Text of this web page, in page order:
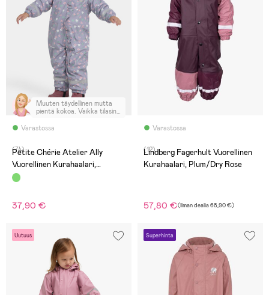
Varastossa
Muuten täydellinen mutta
pientä kokoa. Vaikka tilasin
melkonpieni. Kuosi todella
(74)
Petite Chérie Atelier Ally
Vuorellinen Kurahaalari,
Flowers Lavender Gray
37,90 €
Varastossa
(12)
Lindberg Fagerhult Vuorellinen
Kurahaalari, Plum/Dry Rose
57,80 €(Ilman dealia68,90 €)
Uutuus Superhinta